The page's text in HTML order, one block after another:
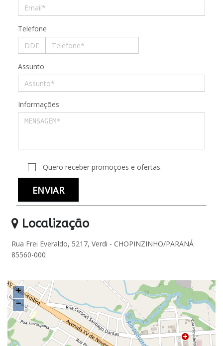
Telefone
Assunto
Informações
Quero receber promoções e ofertas.
Localização
Rua Frei Everaldo, 5217, Verdi - CHOPINZINHO/PARANÁ
85560-000
+
−